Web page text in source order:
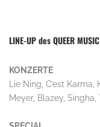
LINE-UP des QUEER
KONZERTE
Lie Ning, C’est
Meyer, Blazey,